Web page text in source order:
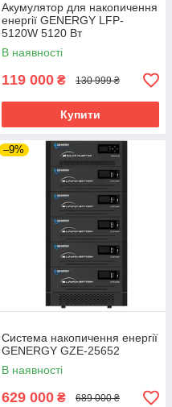
Акумулятор для накопичення
енергії GENERGY LFP-
5120W 5120 Вт
В наявності
119 000 ₴ 130 999 ₴
Купити
–9%
Система накопичення енергії
GENERGY GZE-25652
В наявності
629 000 ₴ 689 000 ₴